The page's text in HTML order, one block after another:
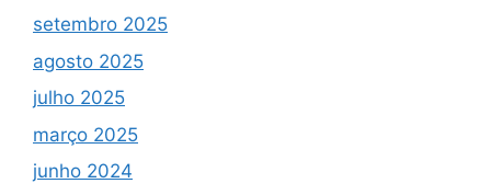
setembro 2025
agosto 2025
julho 2025
março 2025
junho 2024